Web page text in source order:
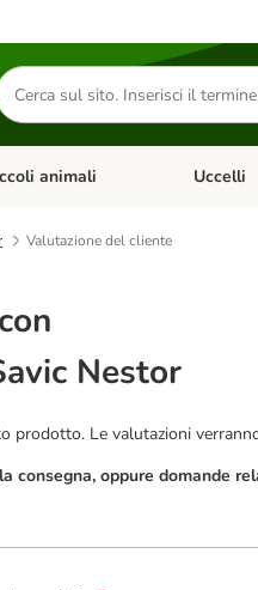
Menu Categoria: Diete e
animali Apri
Uccelli
Valutazione del cliente
Nestor
prodotto. Le valutazioni
consegna, oppure domande